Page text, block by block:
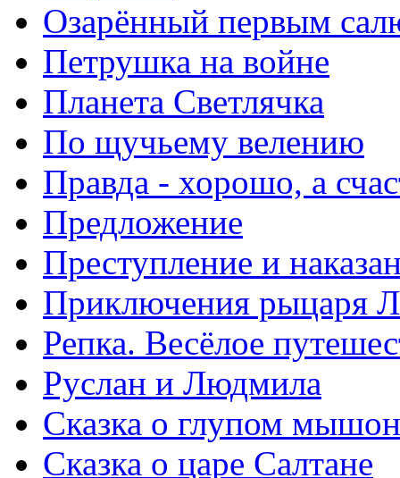
Озарённый первым
Петрушка на войне
Планета Светлячка
По щучьему велению
Правда - хорошо, а
Предложение
Преступление и
Приключения рыцаря
Репка. Весёлое
Руслан и Людмила
Сказка о глупом
Сказка о царе Салтане